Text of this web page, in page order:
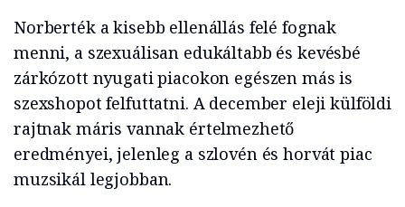
Norberték a kisebb ellenállás felé fognak
menni, a szexuálisan edukáltabb és kevésbé
zárkózott nyugati piacokon egészen más is
szexshopot felfuttatni. A december eleji külföldi
rajtnak máris vannak értelmezhető
eredményei, jelenleg a szlovén és horvát piac
muzsikál legjobban.